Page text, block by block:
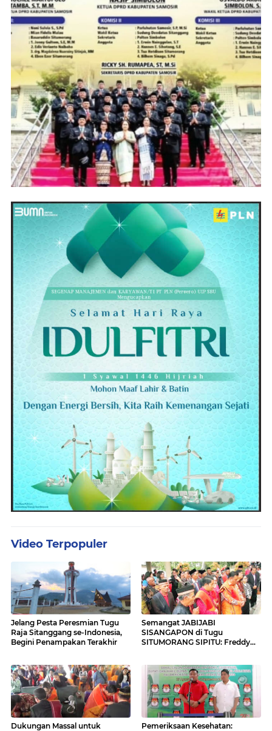
Video Terpopuler
Jelang Pesta Peresmian Tugu
Raja Sitanggang se-Indonesia,
Begini Penampakan Terakhir
Semangat JABIJABI
SISANGAPON di Tugu
SITUMORANG SIPITU: Freddy
Dukungan Massal untuk
Pemeriksaan Kesehatan: